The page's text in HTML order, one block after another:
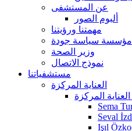
عن المستشفى
ألبوم الصور
مهمتنا ورؤيتنا
مؤسسة سياسة جودة
وزير الصحة
نموذج الاتصال
مستشفياتنا
العناية المركزة
المركزة
Sema
Seval
Işıl